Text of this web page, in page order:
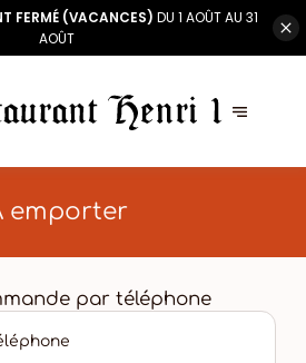
FERMÉ (VACANCES) DU 1 AOÛT AU 31
AOÛT
emporter
par téléphone